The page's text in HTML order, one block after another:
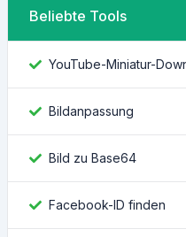
Beliebte Tools
YouTube-Miniatur-
Bildanpassung
Bild zu Base64
Facebook-ID finden